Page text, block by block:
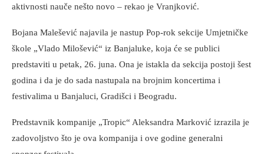
aktivnosti nauče nešto novo – rekao je Vranjković.
Bojana Malešević najavila je nastup Pop-rok sekcije Umjetničke
škole „Vlado Milošević“ iz Banjaluke, koja će se publici
predstaviti u petak, 26. juna. Ona je istakla da sekcija postoji šest
godina i da je do sada nastupala na brojnim koncertima i
festivalima u Banjaluci, Gradišci i Beogradu.
Predstavnik kompanije „Tropic“ Aleksandra Marković izrazila je
zadovoljstvo što je ova kompanija i ove godine generalni